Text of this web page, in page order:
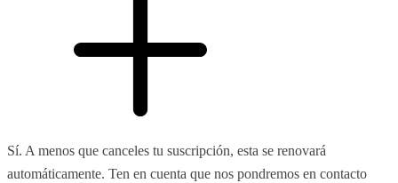
Sí. A menos que canceles tu suscripción, esta se renovará
automáticamente. Ten en cuenta que nos pondremos en contacto